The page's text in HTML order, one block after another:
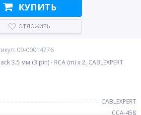
КУПИТЬ
ОТЛОЖИТЬ
00-00014776
3.5 мм (3 pin) - RCA (m) x 2, CABLEXPERT
CABLEXPERT
CCA-458